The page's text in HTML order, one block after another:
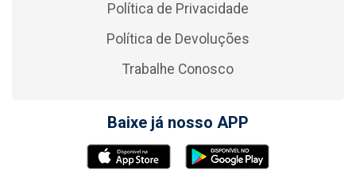
Política de Privacidade
Política de Devoluções
Trabalhe Conosco
Baixe já nosso APP